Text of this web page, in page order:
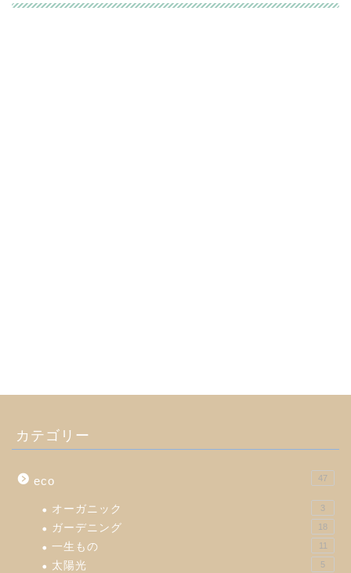
カテゴリー
eco 47
オーガニック 3
ガーデニング 18
一生もの 11
太陽光 5